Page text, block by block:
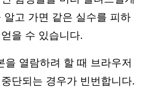
알고 가면 같은 실수를 피하
을 수 있습니다.
을 열람하려 할 때 브라우저
단되는 경우가 빈번합니다.